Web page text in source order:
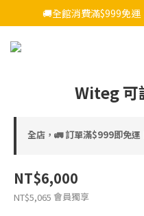
🚚全館消費滿$999免運
Witeg 可
全店，🚛 訂單滿$999即免
NT$6,000
NT$5,065 會員獨享